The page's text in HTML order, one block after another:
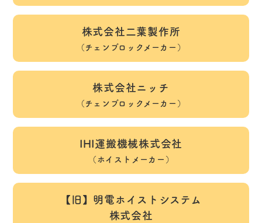
株式会社二葉製作所
（チェンブロックメーカー）
株式会社ニッチ
（チェンブロックメーカー）
IHI運搬機械株式会社
（ホイストメーカー）
【旧】明電ホイストシステム
株式会社